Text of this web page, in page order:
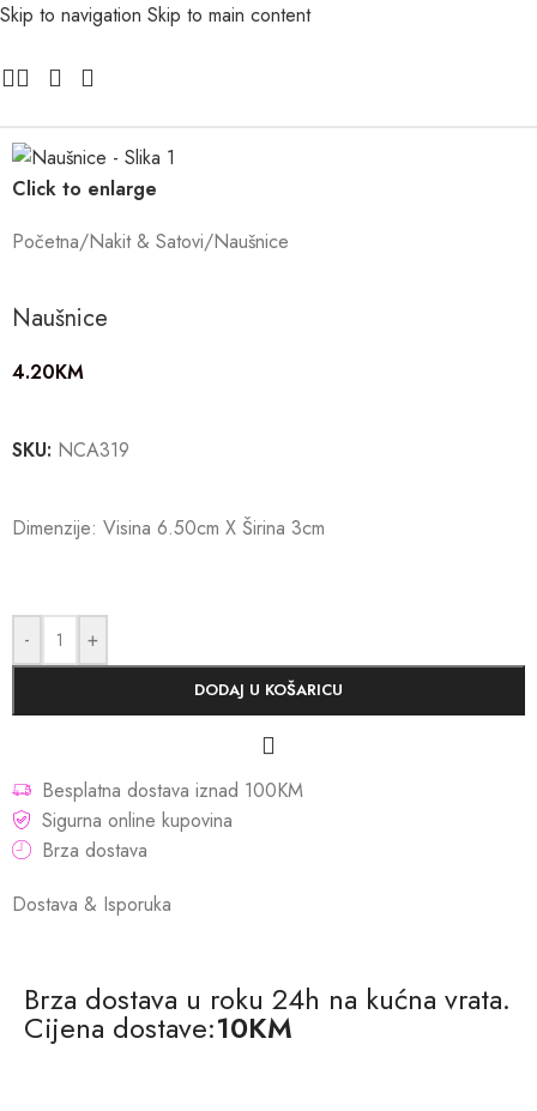
Skip to navigation Skip to main content
Click to enlarge
Početna/Nakit & Satovi/Naušnice
Naušnice
4.20KM
SKU: NCA319
Dimenzije: Visina 6.50cm X Širina 3cm
- +
DODAJ U KOŠARICU
Besplatna dostava iznad 100KM
Sigurna online kupovina
Brza dostava
Dostava & Isporuka
Brza dostava u roku 24h na kućna vrata.
Cijena dostave:10KM